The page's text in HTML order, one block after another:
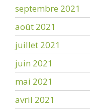
septembre 2021
août 2021
juillet 2021
juin 2021
mai 2021
avril 2021